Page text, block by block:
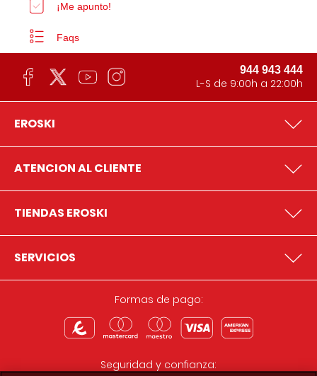
¡Me apunto!
Faqs
944 943 444
L-S de 9:00h a 22:00h
EROSKI
ATENCION AL CLIENTE
TIENDAS EROSKI
SERVICIOS
Formas de pago:
Seguridad y confianza: